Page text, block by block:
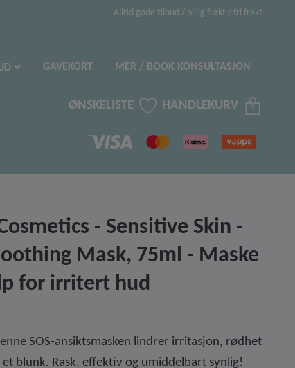
Alltid gode tilbud / billig frakt / fri frakt
GAVEKORT MER / BOOK KONSULTASJON
ØNSKELISTE HANDLEKURV 0
- Sensitive Skin -
Mask, 75ml - Maske
for irritert hud
SOS-ansiktsmasken lindrer irritasjon, rødhet
blunk. Rask, effektiv og umiddelbart synlig!